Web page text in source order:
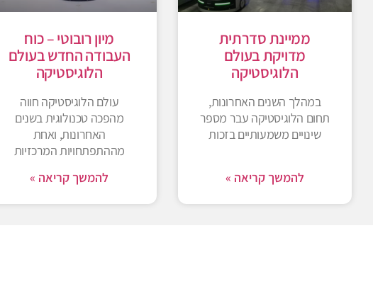
ממיינת סדרתית
מדויקת בעולם
הלוגיסטיקה
במהלך השנים האחרונות,
תחום הלוגיסטיקה עבר מספר
שינויים משמעותיים בזכות
להמשך קריאה »
מיון רובוטי – כוח
העבודה החדש בעולם
הלוגיסטיקה
עולם הלוגיסטיקה חווה
מהפכה טכנולוגית בשנים
האחרונות, ואחת
מההתפתחויות המרכזיות
להמשך קריאה »